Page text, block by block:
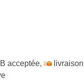
acceptée, livraison